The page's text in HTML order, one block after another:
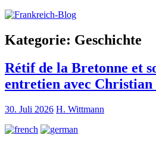
Kategorie: Geschichte
Rétif de la Bretonne et
entretien avec Christian
30. Juli 2026 H. Wittmann